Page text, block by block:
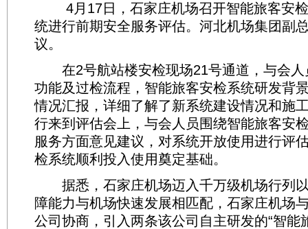
4月17日，石家庄机场召开智能旅客安检
统进行前期安全服务评估。河北机场集团副
议。
在2号航站楼安检现场21号通道，与会人
功能及过检流程，智能旅客安检系统研发背
情况汇报，详细了解了新系统建设情况和施
行来到评估会上，与会人员围绕智能旅客安
服务方面意见建议，对系统开放使用进行评
检系统顺利投入使用奠定基础。
据悉，石家庄机场迈入千万级机场行列
障能力与机场快速发展相匹配，石家庄机场
公司协商，引入两条该公司自主研发的“智能